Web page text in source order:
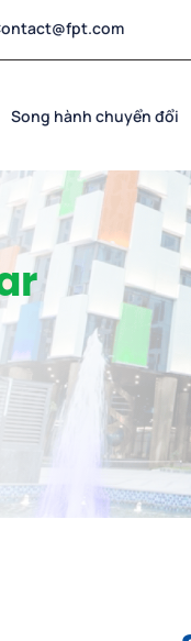
Song hành chuyển đổi